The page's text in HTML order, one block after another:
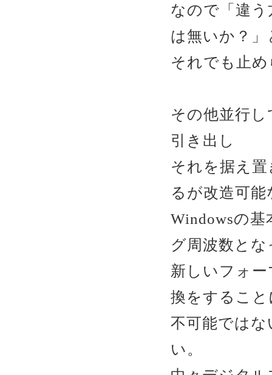
なので「違
は無いか？
それでも止
その他並行
引き出し
それを据え
るが改造可
Windowsの
グ周波数と
新しいフォ
換をするこ
不可能では
い。